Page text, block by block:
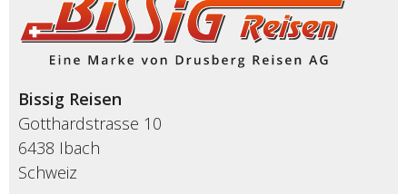
Bissig Reisen
Gotthardstrasse 10
6438 Ibach
Schweiz